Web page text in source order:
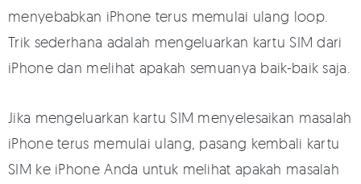
menyebabkan iPhone terus memulai ulang loop.
Trik sederhana adalah mengeluarkan kartu SIM dari
iPhone dan melihat apakah semuanya baik-baik saja.
Jika mengeluarkan kartu SIM menyelesaikan masalah
iPhone terus memulai ulang, pasang kembali kartu
SIM ke iPhone Anda untuk melihat apakah masalah